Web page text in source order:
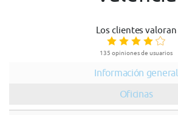
Los clientes valoran
135 opiniones de usuarios
Información general
Oficinas